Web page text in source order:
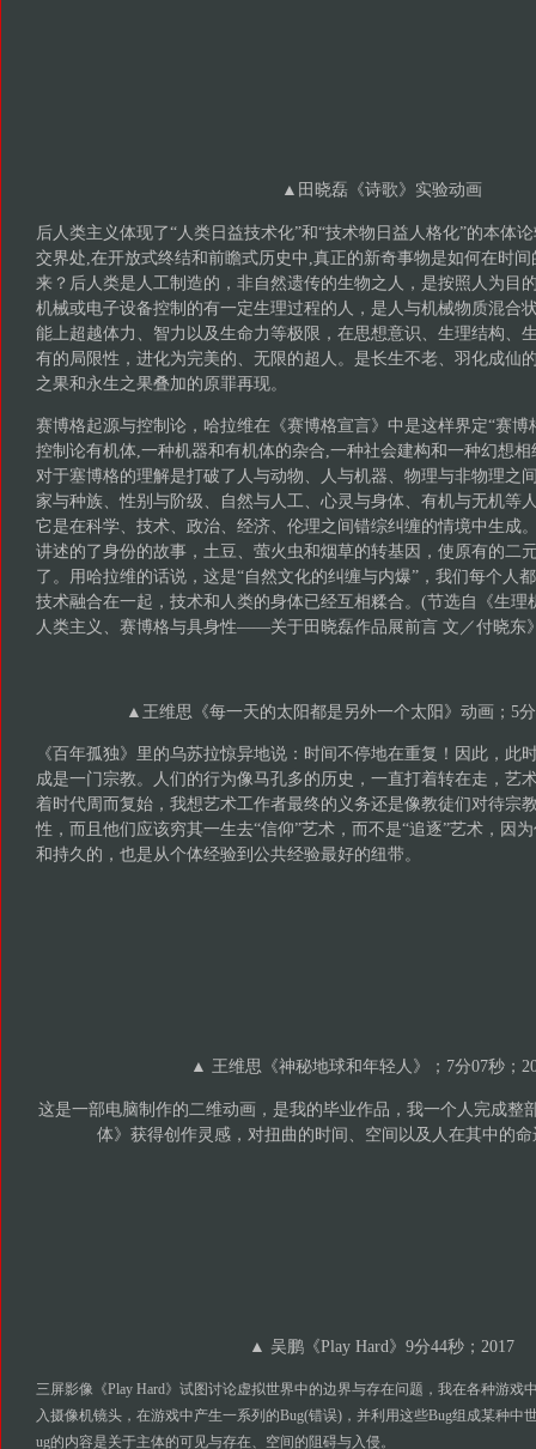
▲田晓磊《诗歌》实验动画
后人类主义体现了“人类日益技术化”和“技术物日益人格化”的本体
交界处,在开放式终结和前瞻式历史中,真正的新奇事物是如何在时
来？后人类是人工制造的，非自然遗传的生物之人，是按照人为目
机械或电子设备控制的有一定生理过程的人，是人与机械物质混合
能上超越体力、智力以及生命力等极限，在思想意识、生理结构、
有的局限性，进化为完美的、无限的超人。是长生不老、羽化成仙
之果和永生之果叠加的原罪再现。
赛博格起源与控制论，哈拉维在《赛博格宣言》中是这样界定“赛博
控制论有机体,一种机器和有机体的杂合,一种社会建构和一种幻想
对于塞博格的理解是打破了人与动物、人与机器、物理与非物理之
家与种族、性别与阶级、自然与人工、心灵与身体、有机与无机等
它是在科学、技术、政治、经济、伦理之间错综纠缠的情境中生成
讲述的了身份的故事，土豆、萤火虫和烟草的转基因，使原有的二
了。用哈拉维的话说，这是“自然文化的纠缠与内爆”，我们每个人
技术融合在一起，技术和人类的身体已经互相糅合。(节选自《生理
人类主义、赛博格与具身性——关于田晓磊作品展前言 文／付晓东
▲王维思《每一天的太阳都是另外一个太阳》动画；5
《百年孤独》里的乌苏拉惊异地说：时间不停地在重复！因此，此
成是一门宗教。人们的行为像马孔多的历史，一直打着转在走，艺
着时代周而复始，我想艺术工作者最终的义务还是像教徒们对待宗
性，而且他们应该穷其一生去“信仰”艺术，而不是“追逐”艺术，因
和持久的，也是从个体经验到公共经验最好的纽带。
▲ 王维思《神秘地球和年轻人》；7分07秒；
这是一部电脑制作的二维动画，是我的毕业作品，我一个人完成整
体》获得创作灵感，对扭曲的时间、空间以及人在其中的
▲ 吴鹏《Play Hard》9分44秒；2017
三屏影像《Play Hard》试图讨论虚拟世界中的边界与存在问题，我在各种游戏
入摄像机镜头，在游戏中产⽣一系列的Bug(错误)，并利用这些Bug组成某种中
ug的内容是关于主体的可⻅与存在、空间的阻碍与⼊侵。